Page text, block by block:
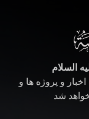
السلام
و پروژه ها و
شد